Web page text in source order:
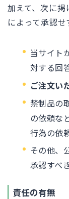
加えて、次に
によって承認せ
当サイト
対する回
ご注文い
禁制品の
の依頼な
行為の依
その他、
承認すべ
責任の有無